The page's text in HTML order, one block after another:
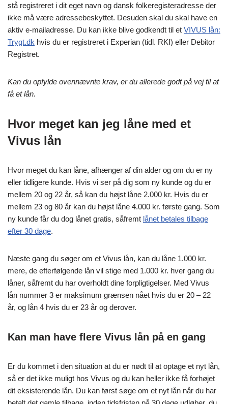
stå registreret i dit eget navn og dansk folkeregisteradresse der
ikke må være adressebeskyttet. Desuden skal du skal have en
aktiv e-mailadresse. Du kan ikke blive godkendt til et VIVUS lån:
Trygt.dk hvis du er registreret i Experian (tidl. RKI) eller Debitor
Registret.
Kan du opfylde ovennævnte krav, er du allerede godt på vej til at
få et lån.
Hvor meget kan jeg låne med et
Vivus lån
Hvor meget du kan låne, afhænger af din alder og om du er ny
eller tidligere kunde. Hvis vi ser på dig som ny kunde og du er
mellem 20 og 22 år, så kan du højst låne 2.000 kr. Hvis du er
mellem 23 og 80 år kan du højst låne 4.000 kr. første gang. Som
ny kunde får du dog lånet gratis, såfremt lånet betales tilbage
efter 30 dage.
Næste gang du søger om et Vivus lån, kan du låne 1.000 kr.
mere, de efterfølgende lån vil stige med 1.000 kr. hver gang du
låner, såfremt du har overholdt dine forpligtigelser. Med Vivus
lån nummer 3 er maksimum grænsen nået hvis du er 20 – 22
år, og lån 4 hvis du er 23 år og derover.
Kan man have flere Vivus lån på en gang
Er du kommet i den situation at du er nødt til at optage et nyt lån,
så er det ikke muligt hos Vivus og du kan heller ikke få forhøjet
dit eksisterende lån. Du kan først søge om et nyt lån når du har